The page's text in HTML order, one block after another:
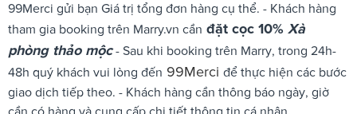
99Merci gửi bạn Giá trị tổng đơn hàng cụ thể. - Khách hàng
tham gia booking trên Marry.vn cần đặt cọc 10% Xà
phòng thảo mộc- Sau khi booking trên Marry, trong 24h-
48h quý khách vui lòng đến 99Merci để thực hiện các bước
giao dịch tiếp theo. - Khách hàng cần thông báo ngày, giờ
cần có hàng và cung cấp chi tiết thông tin cá nhân.